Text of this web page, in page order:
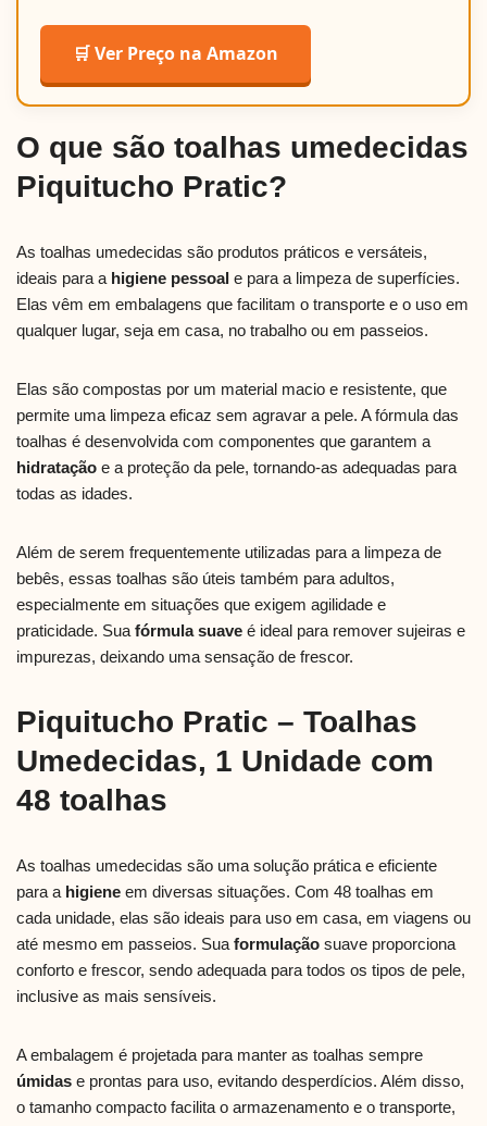
🛒 Ver Preço na Amazon
O que são toalhas umedecidas
Piquitucho Pratic?
As toalhas umedecidas são produtos práticos e versáteis,
ideais para a higiene pessoal e para a limpeza de superfícies.
Elas vêm em embalagens que facilitam o transporte e o uso em
qualquer lugar, seja em casa, no trabalho ou em passeios.
Elas são compostas por um material macio e resistente, que
permite uma limpeza eficaz sem agravar a pele. A fórmula das
toalhas é desenvolvida com componentes que garantem a
hidratação e a proteção da pele, tornando-as adequadas para
todas as idades.
Além de serem frequentemente utilizadas para a limpeza de
bebês, essas toalhas são úteis também para adultos,
especialmente em situações que exigem agilidade e
praticidade. Sua fórmula suave é ideal para remover sujeiras e
impurezas, deixando uma sensação de frescor.
Piquitucho Pratic – Toalhas
Umedecidas, 1 Unidade com
48 toalhas
As toalhas umedecidas são uma solução prática e eficiente
para a higiene em diversas situações. Com 48 toalhas em
cada unidade, elas são ideais para uso em casa, em viagens ou
até mesmo em passeios. Sua formulação suave proporciona
conforto e frescor, sendo adequada para todos os tipos de pele,
inclusive as mais sensíveis.
A embalagem é projetada para manter as toalhas sempre
úmidas e prontas para uso, evitando desperdícios. Além disso,
o tamanho compacto facilita o armazenamento e o transporte,